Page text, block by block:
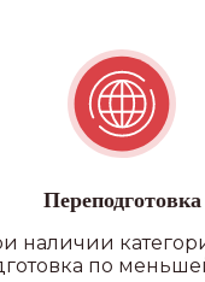
Переподготовка
наличии
по